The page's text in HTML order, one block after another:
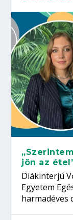
jön az
Diákinterjú
Egyetem
harmadéves